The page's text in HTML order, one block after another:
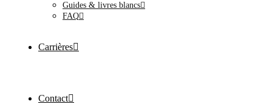
Guides & livres blancs
FAQ
Carrières
Contact